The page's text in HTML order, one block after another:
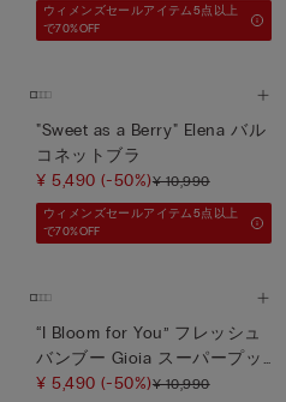
ウィメンズセールアイテム5点以上
で70%OFF
"Sweet as a Berry" Elena バル
コネットブラ
¥ 5,490(-50%)¥ 10,990
ウィメンズセールアイテム5点以上
で70%OFF
“I Bloom for You” フレッシュ
バンブー Gioia スーパープッ
シュアップブラ
¥ 5,490(-50%)¥ 10,990